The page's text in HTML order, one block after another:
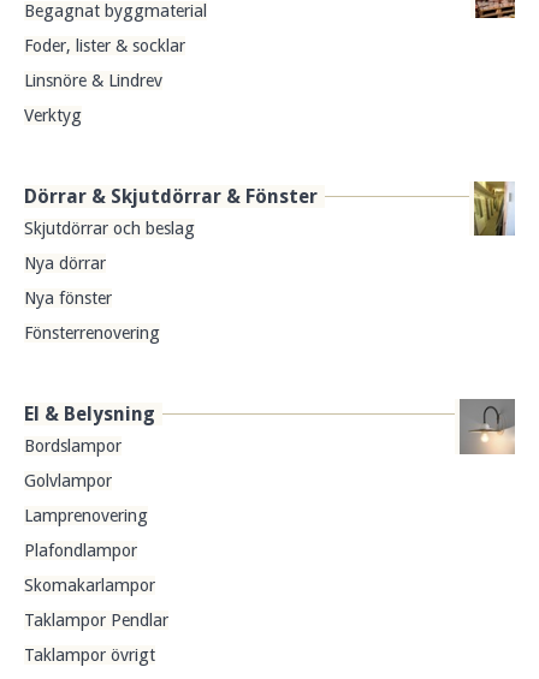
Begagnat byggmaterial
Foder, lister & socklar
Linsnöre & Lindrev
Verktyg
Dörrar & Skjutdörrar & Fönster
Skjutdörrar och beslag
Nya dörrar
Nya fönster
Fönsterrenovering
El & Belysning
Bordslampor
Golvlampor
Lamprenovering
Plafondlampor
Skomakarlampor
Taklampor Pendlar
Taklampor övrigt